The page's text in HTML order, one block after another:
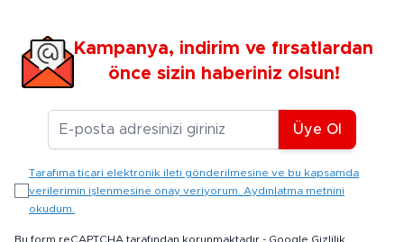
Kampanya, indirim ve fırsatlardan
önce sizin haberiniz olsun!
E-posta Adresiniz
Üye Ol
Tarafıma ticari elektronik ileti gönderilmesine ve bu kapsamda
verilerimin işlenmesine onay veriyorum. Aydınlatma metnini
okudum.
Bu form reCAPTCHA tarafından korunmaktadır - Google Gizlilik